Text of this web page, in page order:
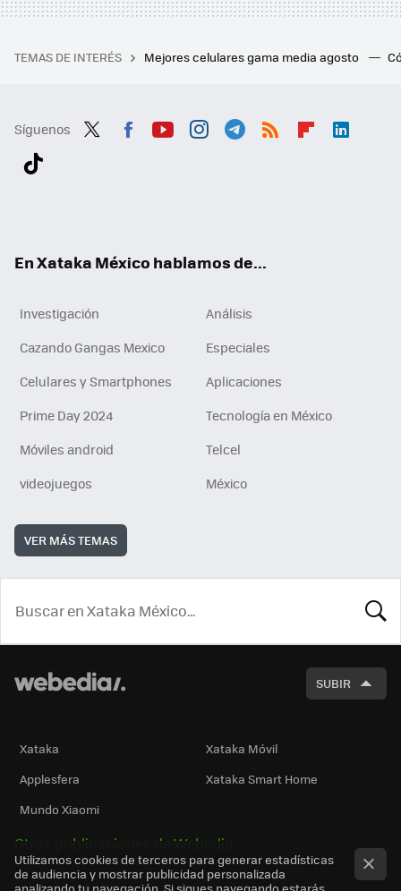
TEMAS DE INTERÉS Mejores celulares gama media agosto
Síguenos
En Xataka México hablamos de...
Investigación
Análisis
Cazando Gangas Mexico
Especiales
Celulares y Smartphones
Aplicaciones
Prime Day 2024
Tecnología en México
Móviles android
Telcel
videojuegos
México
VER MÁS TEMAS
SUBIR
Xataka
Xataka Móvil
Applesfera
Xataka Smart Home
Mundo Xiaomi
Otras publicaciones de Webedia
Utilizamos cookies de terceros para generar estadísticas
de audiencia y mostrar publicidad personalizada